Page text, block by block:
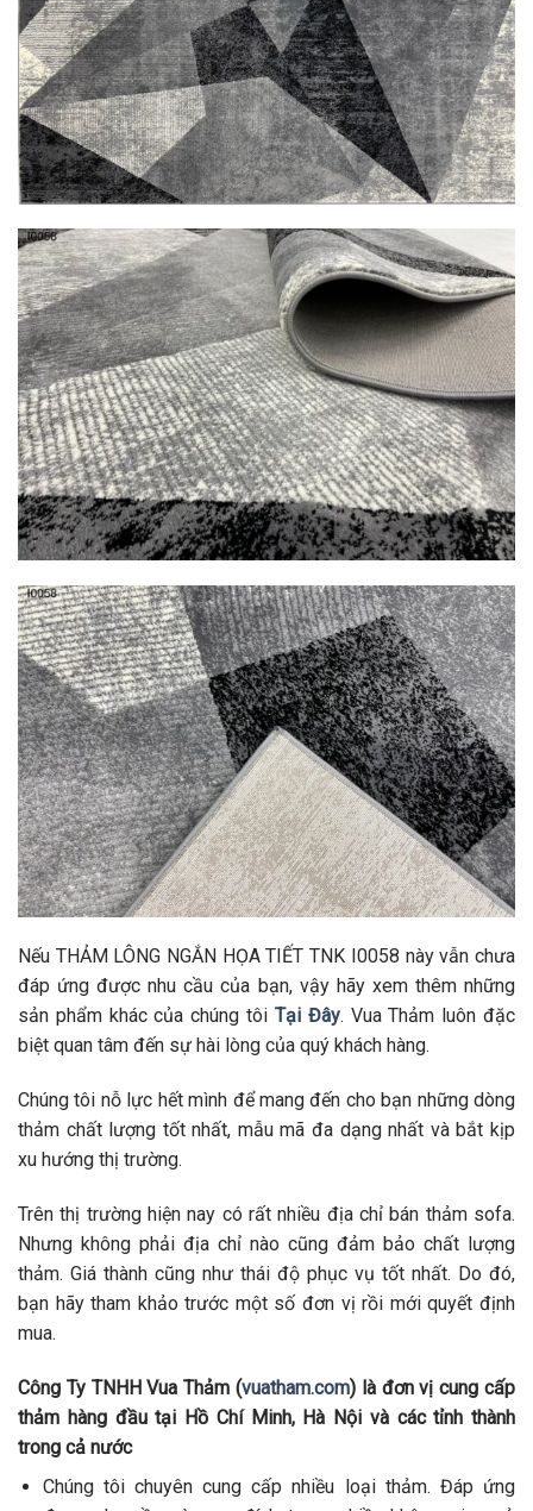
Nếu THẢM LÔNG NGẮN HỌA TIẾT TNK I0058 này vẫn chưa
đáp ứng được nhu cầu của bạn, vậy hãy xem thêm những
sản phẩm khác của chúng tôi Tại Đây. Vua Thảm luôn đặc
biệt quan tâm đến sự hài lòng của quý khách hàng.
Chúng tôi nỗ lực hết mình để mang đến cho bạn những dòng
thảm chất lượng tốt nhất, mẫu mã đa dạng nhất và bắt kịp
xu hướng thị trường.
Trên thị trường hiện nay có rất nhiều địa chỉ bán thảm sofa.
Nhưng không phải địa chỉ nào cũng đảm bảo chất lượng
thảm. Giá thành cũng như thái độ phục vụ tốt nhất. Do đó,
bạn hãy tham khảo trước một số đơn vị rồi mới quyết định
mua.
Công Ty TNHH Vua Thảm (vuatham.com) là đơn vị cung cấp
thảm hàng đầu tại Hồ Chí Minh, Hà Nội và các tỉnh thành
trong cả nước
Chúng tôi chuyên cung cấp nhiều loại thảm. Đáp ứng